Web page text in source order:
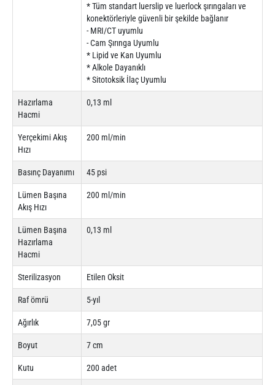
* Tüm standart luerslip ve luerlock şırıngaları ve
konektörleriyle güvenli bir şekilde bağlanır
- MRI/CT uyumlu
- Cam Şırınga Uyumlu
* Lipid ve Kan Uyumlu
* Alkole Dayanıklı
* Sitotoksik İlaç Uyumlu
Hazırlama
Hacmi
0,13 ml
Yerçekimi Akış
Hızı
200 ml/min
Basınç Dayanımı 45 psi
Lümen Başına
Akış Hızı
200 ml/min
Lümen Başına
Hazırlama
Hacmi
0,13 ml
Sterilizasyon Etilen Oksit
Raf ömrü 5-yıl
Ağırlık 7,05 gr
Boyut 7 cm
Kutu 200 adet